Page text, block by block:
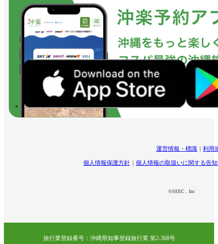
運営情報・標識 利用
個人情報保護方針 個人情報の取扱いに関する告
©SEEC . Inc
旅行業登録番号：沖縄県知事登録旅行業 第2-368号